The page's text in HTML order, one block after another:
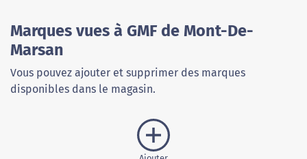
Marques vues à GMF de Mont-De-
Marsan
Vous pouvez ajouter et supprimer des marques
disponibles dans le magasin.